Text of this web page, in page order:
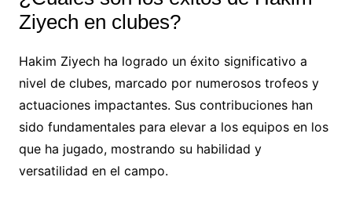
Ziyech en clubes?
Hakim Ziyech ha logrado un éxito significativo a
nivel de clubes, marcado por numerosos trofeos y
actuaciones impactantes. Sus contribuciones han
sido fundamentales para elevar a los equipos en los
que ha jugado, mostrando su habilidad y
versatilidad en el campo.